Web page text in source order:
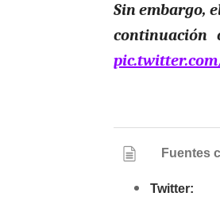
Sin embargo,
Fuentes
Twitter: